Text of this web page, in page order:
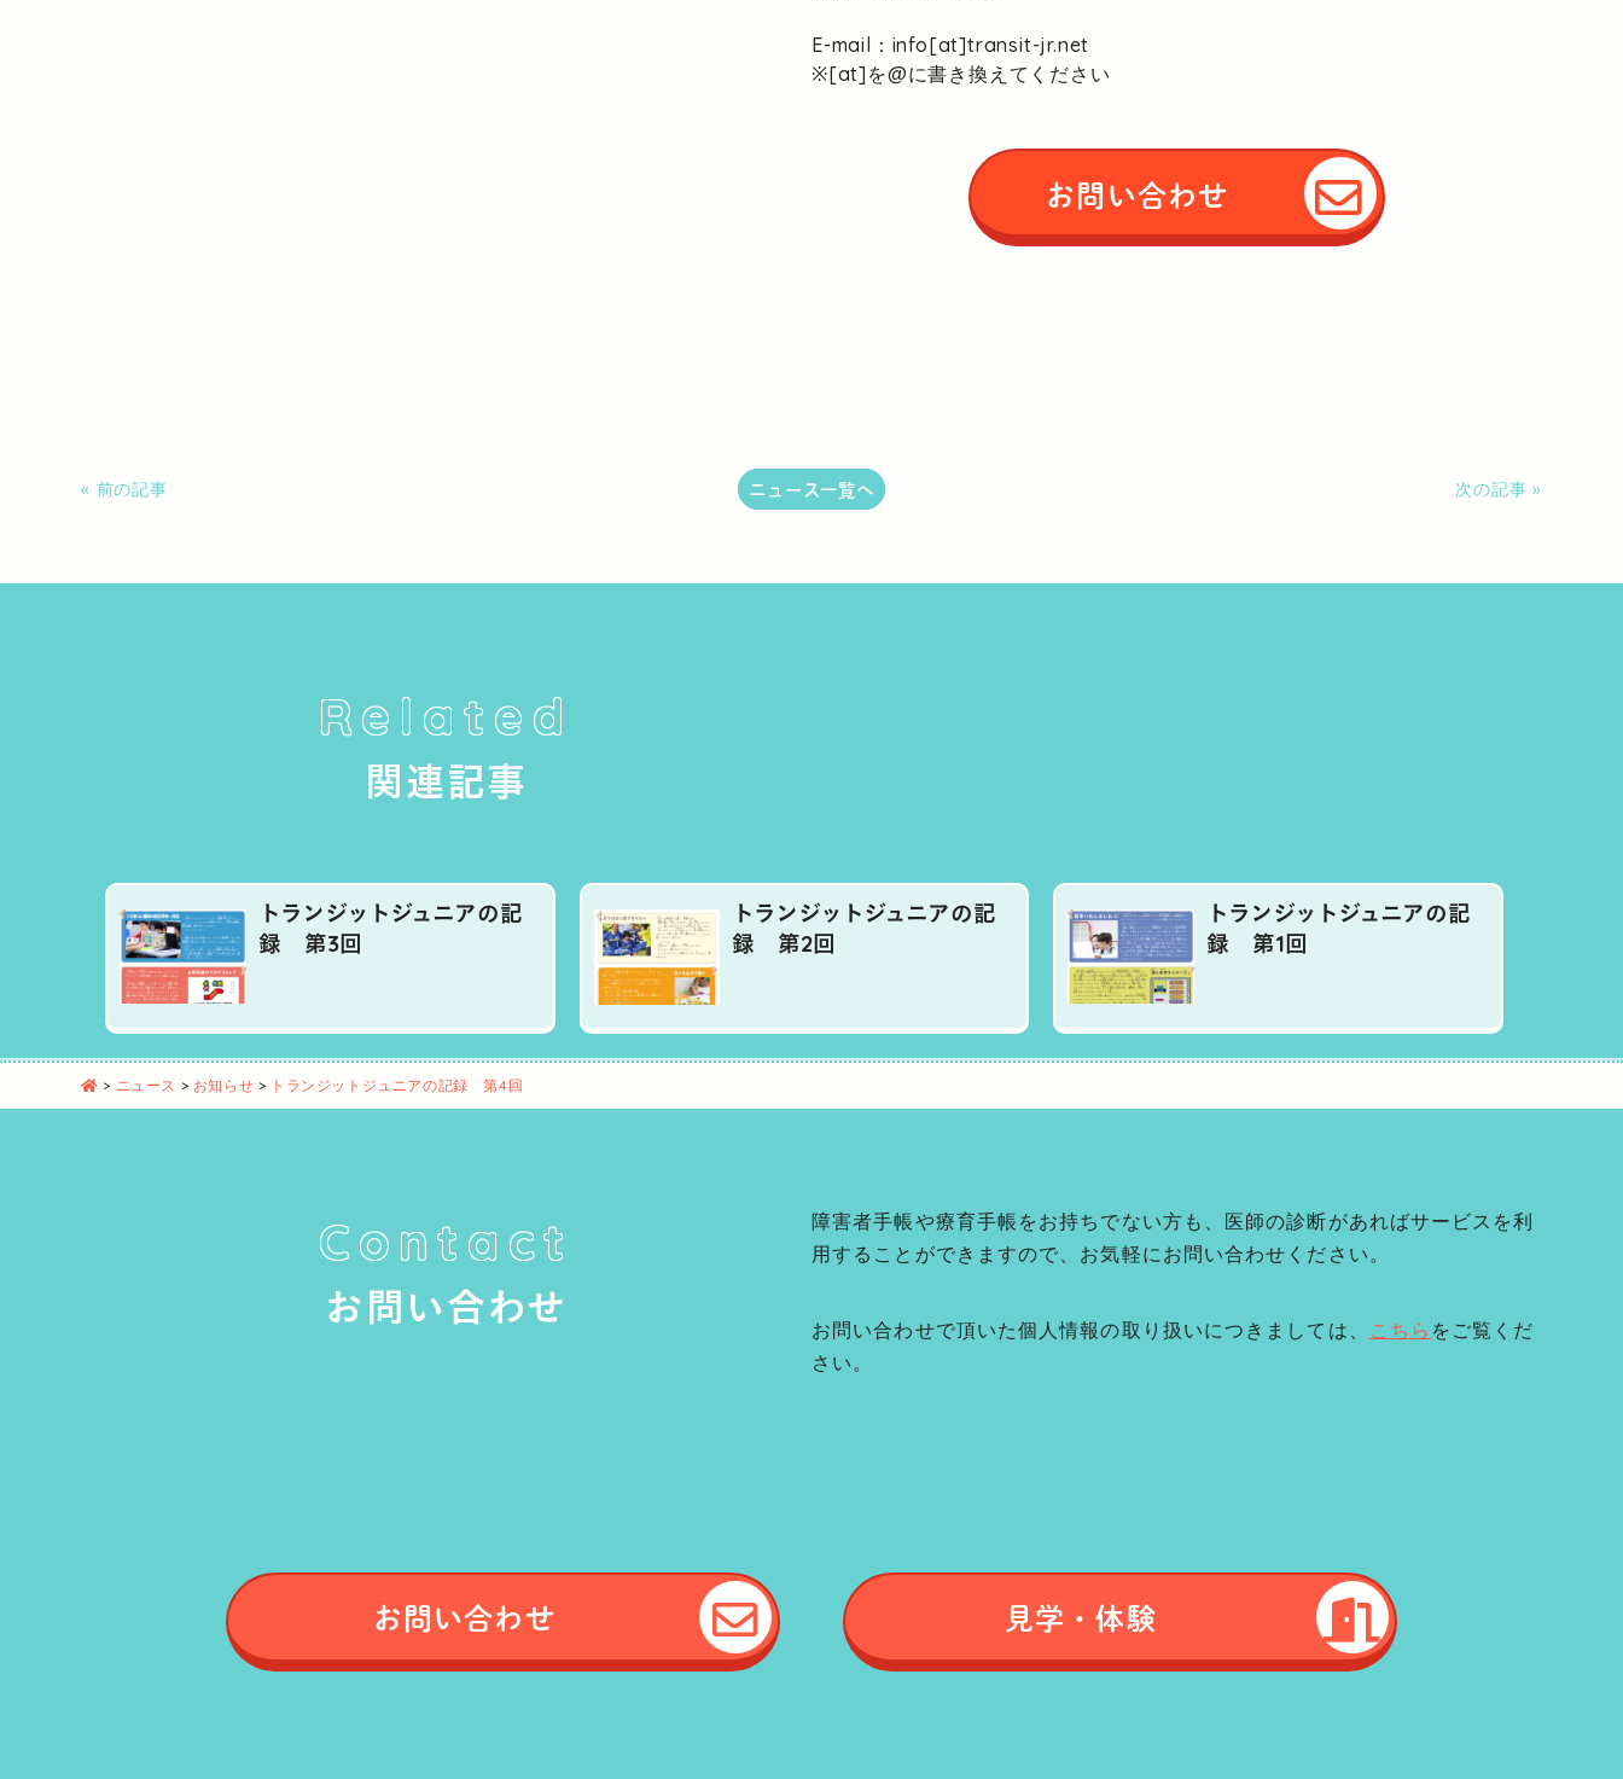
E-mail：info[at]transit-jr.net
※[at]を@に書き換えてください
お問い合わせ
« 前の記事 ニュース一覧へ 次の記事 »
Related
関連記事
トランジットジュニアの記
録 第3回
トランジットジュニアの記
録 第2回
トランジットジュニアの記
録 第1回
> ニュース > お知らせ > トランジットジュニアの記録 第4回
Contact
お問い合わせ
障害者手帳や療育手帳をお持ちでない方も、医師の診断があればサービスを利
用することができますので、お気軽にお問い合わせください。
お問い合わせで頂いた個人情報の取り扱いにつきましては、 こちら をご覧くだ
さい。
お問い合わせ 見学・体験